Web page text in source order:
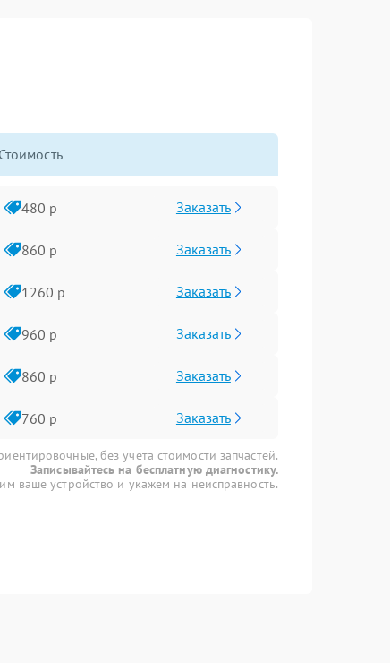
Стоимость
480 р Заказать
860 р Заказать
1260 р Заказать
960 р Заказать
860 р Заказать
760 р Заказать
без учета стоимости запчастей.
Записывайтесь на бесплатную диагностику.
ваше устройство и укажем на неисправность.